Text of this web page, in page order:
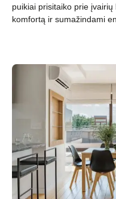
puikiai prisitaiko prie
komfortą ir sumažindami